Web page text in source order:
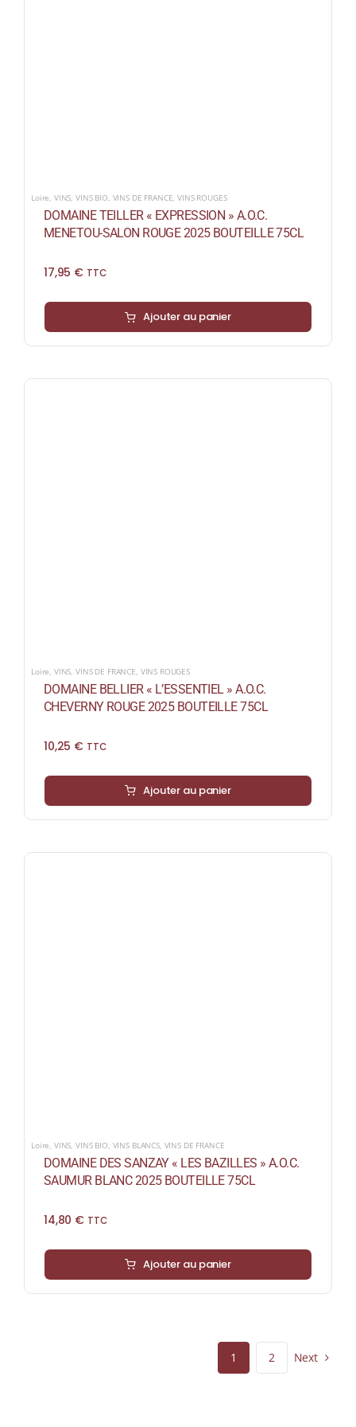
Loire, VINS,VINS BIO, VINS DE FRANCE,VINS ROUGES
DOMAINE TEILLER « EXPRESSION » A.O.C.
MENETOU-SALON ROUGE 2025 BOUTEILLE 75CL
17,95 € TTC
Ajouter au panier
Loire, VINS,VINS DE FRANCE, VINS ROUGES
DOMAINE BELLIER « L’ESSENTIEL » A.O.C.
CHEVERNY ROUGE 2025 BOUTEILLE 75CL
10,25 € TTC
Ajouter au panier
Loire VINS ,VINS BIO VINS BLANCS, VINS DE FRANCE
DOMAINE DES SANZAY « LES BAZILLES » A.O.C.
SAUMUR BLANC 2025 BOUTEILLE 75CL
14,80 € TTC
Ajouter au panier
1 2 Next